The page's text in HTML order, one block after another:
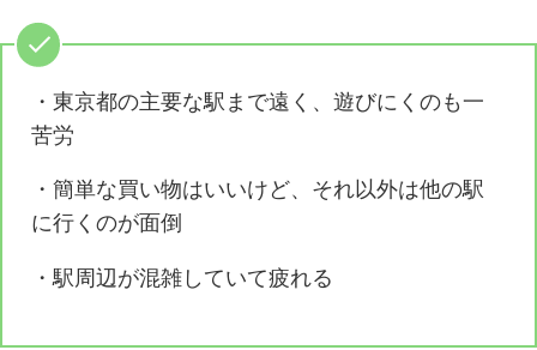
・東京都の主要な駅まで遠く、遊びにくのも一
苦労
・簡単な買い物はいいけど、それ以外は他の駅
に行くのが面倒
・駅周辺が混雑していて疲れる